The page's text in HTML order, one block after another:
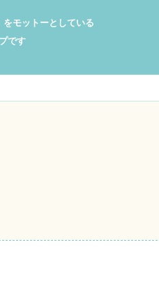
モットーとしている
です